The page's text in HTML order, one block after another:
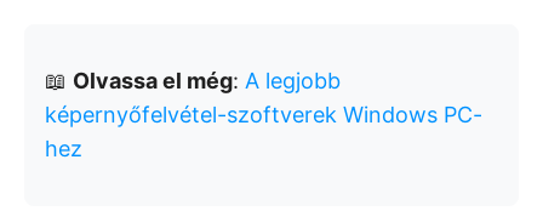
📖 Olvassa el még: A legjobb
képernyőfelvétel-szoftverek Windows PC-
hez